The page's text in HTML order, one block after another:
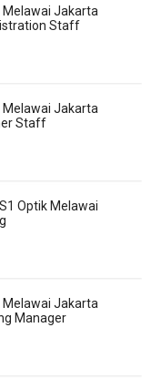
Melawai Jakarta
Staff
Melawai Jakarta
Staff
Optik Melawai
Melawai Jakarta
Manager